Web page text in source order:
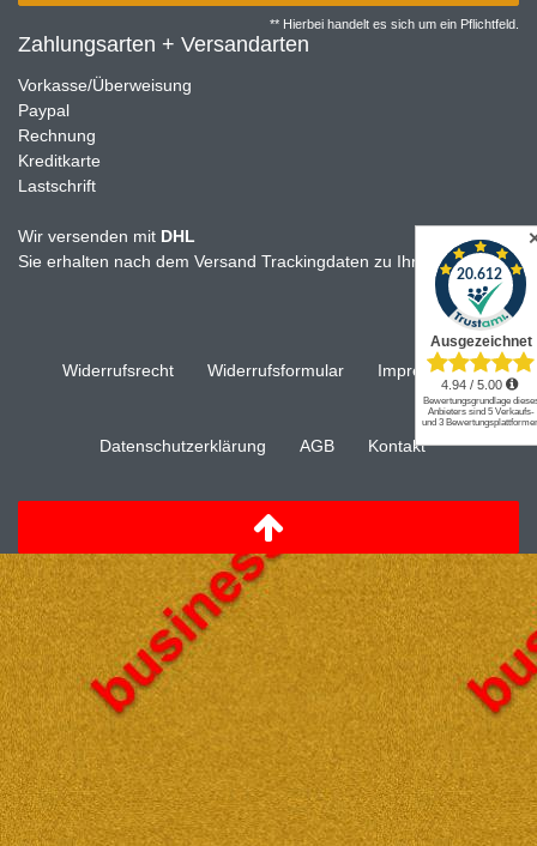
** Hierbei handelt es sich um ein Pflichtfeld.
Zahlungsarten + Versandarten
Vorkasse/Überweisung
Paypal
Rechnung
Kreditkarte
Lastschrift
Wir versenden mit DHL
Sie erhalten nach dem Versand Trackingdaten zu Ihrer Sendung
Widerrufs­recht Widerrufs­formular Impressum
Daten­schutz­erklärung AGB Kontakt